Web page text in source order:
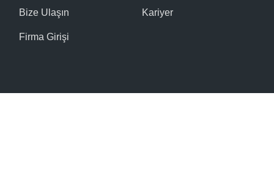
Bize Ulaşın
Firma Girişi
Kariyer